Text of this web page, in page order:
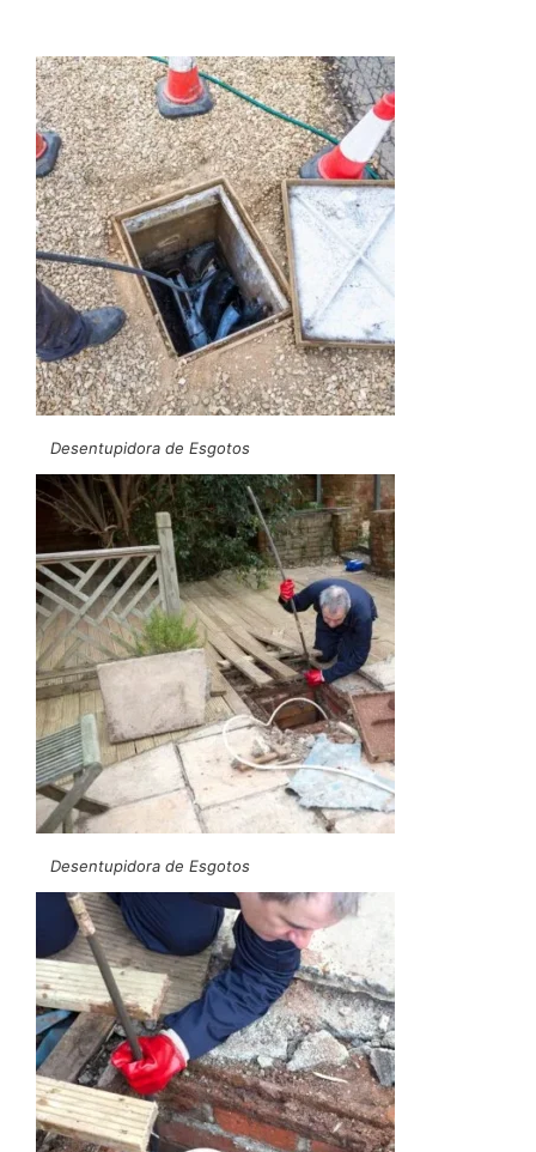
Desentupidora de Esgotos
Desentupidora de Esgotos